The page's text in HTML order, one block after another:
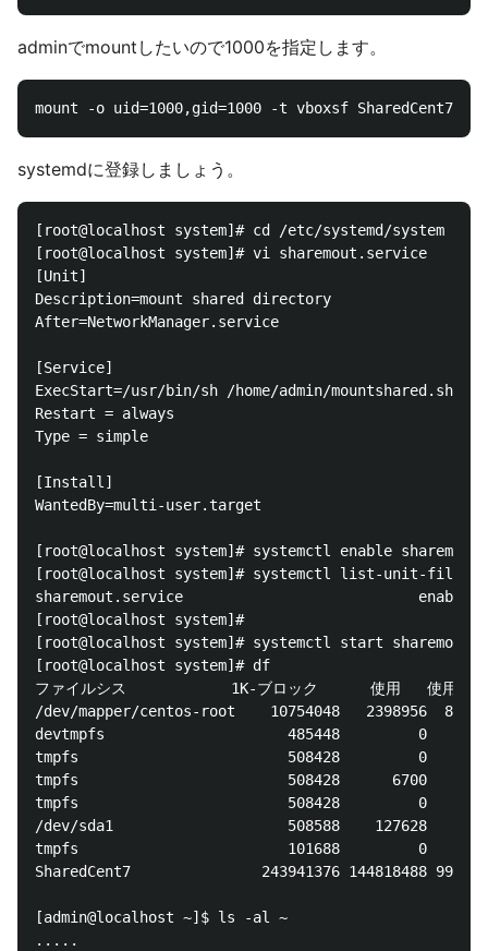
adminでmountしたいので1000を指定します。
systemdに登録しましょう。
[root@localhost system]# cd /etc/systemd/system
[root@localhost system]# vi sharemout.service
[Unit]
Description=mount shared directory
After=NetworkManager.service
[Service]
ExecStart=/usr/bin/sh /home/admin/mountshared.sh
Restart = always
Type = simple
[Install]
WantedBy=multi-user.target
[root@localhost system]# systemctl enable sharemout
[root@localhost system]# systemctl list-unit-files
sharemout.service                           enabled
[root@localhost system]#
[root@localhost system]# systemctl start sharemout
[root@localhost system]# df
ファイルシス            1K-ブロック      使用   使用可 使
/dev/mapper/centos-root    10754048   2398956
devtmpfs                     485448         0
tmpfs                        508428         0   508428
tmpfs                        508428      6700
tmpfs                        508428         0
/dev/sda1                    508588    127628
tmpfs                        101688         0   101688
SharedCent7               243941376 144818488
[admin@localhost ~]$ ls -al ~
.....